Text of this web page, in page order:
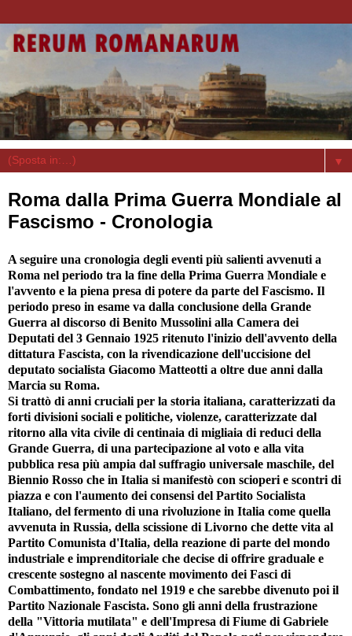
▼
Roma dalla Prima Guerra Mondiale al
Fascismo - Cronologia
A seguire una cronologia degli eventi più salienti avvenuti a
Roma nel periodo tra la fine della Prima Guerra Mondiale e
l'avvento e la piena presa di potere da parte del Fascismo. Il
periodo preso in esame va dalla conclusione della Grande
Guerra al discorso di Benito Mussolini alla Camera dei
Deputati del 3 Gennaio 1925 ritenuto l'inizio dell'avvento della
dittatura Fascista, con la rivendicazione dell'uccisione del
deputato socialista Giacomo Matteotti a oltre due anni dalla
Marcia su Roma.
Si trattò di anni cruciali per la storia italiana, caratterizzati da
forti divisioni sociali e politiche, violenze, caratterizzate dal
ritorno alla vita civile di centinaia di migliaia di reduci della
Grande Guerra, di una partecipazione al voto e alla vita
pubblica resa più ampia dal suffragio universale maschile, del
Biennio Rosso che in Italia si manifestò con scioperi e scontri di
piazza e con l'aumento dei consensi del Partito Socialista
Italiano, del fermento di una rivoluzione in Italia come quella
avvenuta in Russia, della scissione di Livorno che dette vita al
Partito Comunista d'Italia, della reazione di parte del mondo
industriale e imprenditoriale che decise di offrire graduale e
crescente sostegno al nascente movimento dei Fasci di
Combattimento, fondato nel 1919 e che sarebbe divenuto poi il
Partito Nazionale Fascista. Sono gli anni della frustrazione
della "Vittoria mutilata" e dell'Impresa di Fiume di Gabriele